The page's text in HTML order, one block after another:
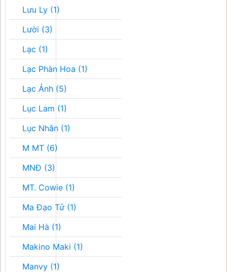
Lưu Ly (1)
Lười (3)
Lạc (1)
Lạc Phàn Hoa (1)
Lạc Ảnh (5)
Lục Lam (1)
Lục Nhân (1)
M MT (6)
MNĐ (3)
MT. Cowie (1)
Ma Đạo Tử (1)
Mai Hà (1)
Makino Maki (1)
Manvy (1)